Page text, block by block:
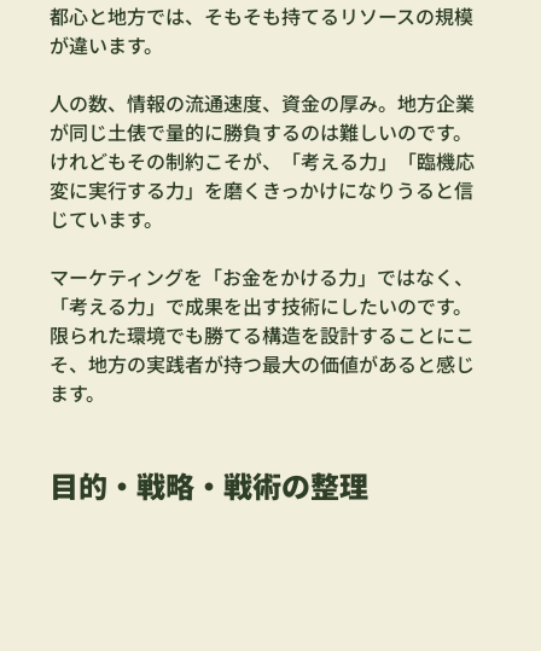
都心と地方では、そもそも持てるリソースの規模
が違います。
人の数、情報の流通速度、資金の厚み。地方企業
が同じ土俵で量的に勝負するのは難しいのです。
けれどもその制約こそが、「考える力」「臨機応
変に実行する力」を磨くきっかけになりうると信
じています。
マーケティングを「お金をかける力」ではなく、
「考える力」で成果を出す技術にしたいのです。
限られた環境でも勝てる構造を設計することにこ
そ、地方の実践者が持つ最大の価値があると感じ
ます。
目的・戦略・戦術の整理